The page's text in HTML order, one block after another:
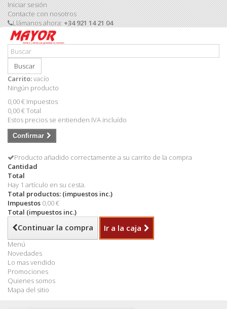
Iniciar sesión
Contacte con nosotros
Llámanos ahora:+34 921 14 21 04
Buscar
Carrito:vacío
Ningún producto
0,00 € Impuestos
0,00 €Total
Estos precios se entienden IVA incluído
Confirmar
Producto añadido correctamente a su carrito de la compra
Cantidad
Total
Hay 1 artículo en su cesta.
Total productos: (impuestos inc.)
Impuestos 0,00 €
Total (impuestos inc.)
Continuar la compra Ir a la caja
Menú
Novedades
Lo mas vendido
Promociones
Quienes somos
Mapa del sitio